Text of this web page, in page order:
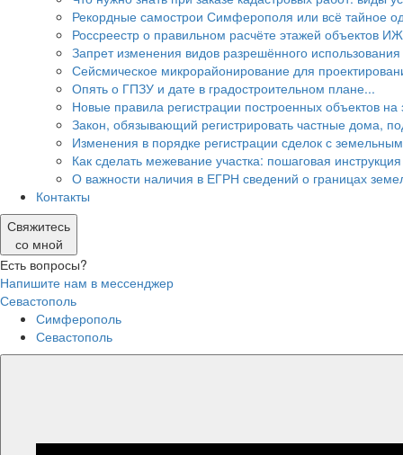
Рекордные самострои Симферополя или всё тайное
Россреестр о правильном расчёте этажей объектов
Запрет изменения видов разрешённого
Сейсмическое микрорайонирование для
Опять о ГПЗУ и дате в градостроительном плане...
Новые правила регистрации построенных объектов на
Закон, обязывающий регистрировать частные дома,
Изменения в порядке регистрации сделок с
Как сделать межевание участка: пошаговая инструкция
О важности наличия в ЕГРН сведений о границах
Контакты
Свяжитесь
со мной
Есть вопросы?
Напишите нам в мессенджер
Севастополь
Симферополь
Севастополь